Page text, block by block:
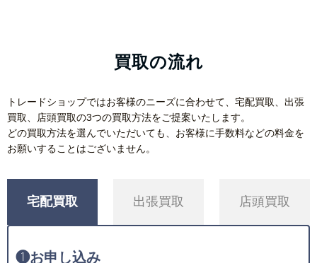
買取の流れ
トレードショップではお客様のニーズに合わせて、宅配買取、出張
買取、店頭買取の3つの買取方法をご提案いたします。
どの買取方法を選んでいただいても、お客様に手数料などの料金を
お願いすることはございません。
宅配買取 出張買取 店頭買取
❶お申し込み